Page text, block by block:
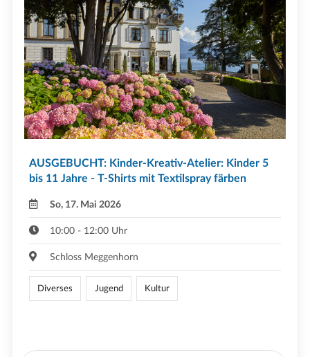
AUSGEBUCHT: Kinder-Kreativ-Atelier: Kinder 5
bis 11 Jahre - T-Shirts mit Textilspray färben
So, 17. Mai 2026
10:00 - 12:00 Uhr
Schloss Meggenhorn
Diverses Jugend Kultur